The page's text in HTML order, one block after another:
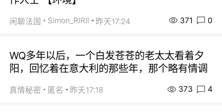
闲聊法国 Simon_RIRIl 昨天17:24 371 0
WQ多年以后，一个白发苍苍的老太太看着夕
阳，回忆着在意大利的那些年，那个略有情调
真情秘密 匿名 昨天17:18 373 4